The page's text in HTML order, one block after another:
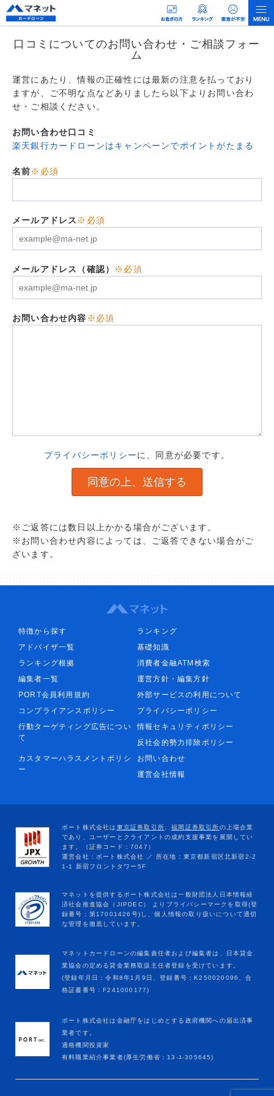
口コミについてのお問い合わせ・ご相談フォー
ム
運営にあたり、情報の正確性には最新の注意を払っており
ますが、ご不明な点などありましたら以下よりお問い合わ
せ・ご相談ください。
お問い合わせ口コミ
楽天銀行カードローンはキャンペーンでポイントがたまる
名前※必須
メールアドレス ※必須
メールアドレス（確認） ※必須
お問い合わせ内容 ※必須
プライバシーポリシーに、同意が必要です。
※ご返答には数日以上かかる場合がございます。
※お問い合わせ内容によっては、ご返答できない場合がご
ざいます。
特徴から探す
ランキング
アドバイザ一覧
基礎知識
ランキング根拠
消費者金融ATM検索
編集者一覧
運営方針・編集方針
PORT会員利用規約
外部サービスの利用について
コンプライアンスポリシー
プライバシーポリシー
行動ターゲティング広告につい
て
情報セキュリティポリシー
反社会的勢力排除ポリシー
カスタマーハラスメントポリシ
ー
お問い合わせ
運営会社情報
マネットカードローンの編集責任者および編集者は、日本貸金
業協会の定める貸金業務取扱主任者登録を受けています。
(登録年月日：令和8年1月9日、登録番号：K250020096、合
格証書番号：F241000177)
ポート株式会社は金融庁をはじめとする政府機関への届出済事
業者です。
適格機関投資家
有料職業紹介事業者(厚生労働省：13-ﾕ-305645)